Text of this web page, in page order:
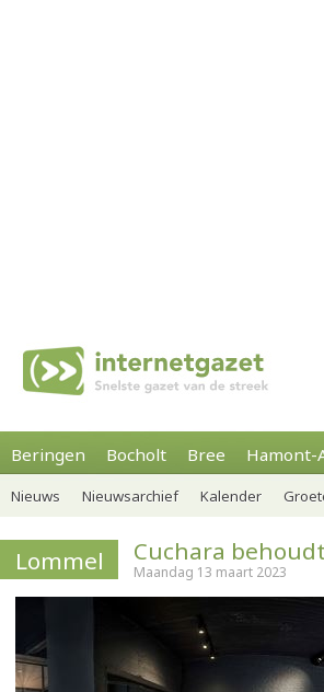
Beringen Bocholt Bree Hamont-
Nieuws Nieuwsarchief Kalender
Lommel Cuchara
Maandag 13 maart 2023